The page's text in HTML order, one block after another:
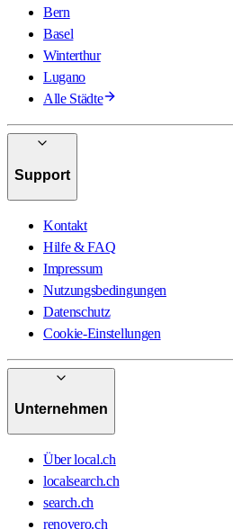
Bern
Basel
Winterthur
Lugano
Alle Städte
Support
Kontakt
Hilfe & FAQ
Impressum
Nutzungsbedingungen
Datenschutz
Cookie-Einstellungen
Unternehmen
Über local.ch
localsearch.ch
search.ch
renovero.ch